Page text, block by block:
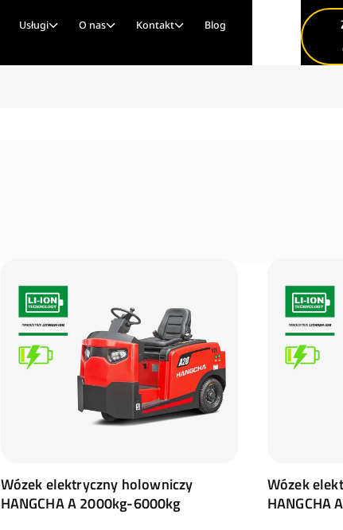
Usługi O nas Kontakt Blog
Wózek elektryczny holowniczy
HANGCHA A 2000kg-6000kg
Wózek
HANGCHA